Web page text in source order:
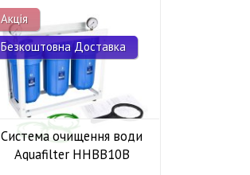
Акція
Безкоштовна Доставка
Система очищення води
Aquafilter HHBB10B